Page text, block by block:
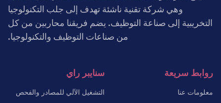
وهي شركة تقنية ناشئة تهدف إلى جلب التكنولوجيا
التخريبية إلى صناعة التوظيف. يضم فريقنا محاربين من كل
من صناعات التوظيف والتكنولوجيا.
روابط سريعة
معلومات عنا
سنايبر راي
التشغيل الآلي للمصادر والفحص